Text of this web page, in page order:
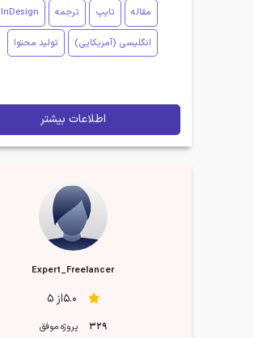
مقاله تایپ ترجمه InDesign
انگلیسی (آمریکایی) تولید محتوا
اطلاعات بیشتر
Expert_Freelancer
5.0از 5
329 پروژه موفق